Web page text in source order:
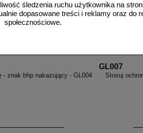
śledzenia ruchu użytkownika na
dopasowane treści i reklamy oraz do
społecznościowe.
- znak bhp nakazujący - GL004
GL007
Stosuj